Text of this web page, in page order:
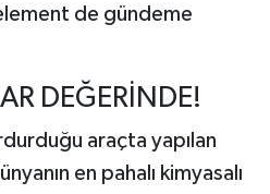
de gündeme
DEĞERİNDE!
araçta yapılan
en pahalı kimyasalı